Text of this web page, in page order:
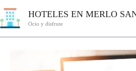
al
HOTELES EN MERLO
Ocio y disfrute